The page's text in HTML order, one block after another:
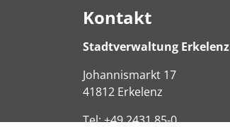
Kontakt
Stadtverwaltung Erkelenz
Johannismarkt 17
41812 Erkelenz
Tel:+49 2431 85-0